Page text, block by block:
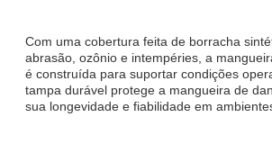
Com uma cobertura feita de borracha
abrasão, ozônio e intempéries, a
é construída para suportar condições
tampa durável protege a mangueira de
sua longevidade e fiabilidade em